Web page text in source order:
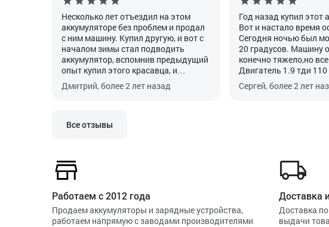
Несколько лет отъездил на этом
аккумуляторе без проблем и продал
с ним машину. Купил другую, и вот с
началом зимы стал подводить
аккумулятор, вспомнив предыдущий
опыт купил этого красавца, и
машину будто подменили, стала
заводиться с пол-оборота.
Дмитрий, более 2 лет назад
Год назад купил этот
Вот и настало время
Сегодня ночью был
20 градусов. Машину
конечно тяжело,но
Двигатель 1.9 тди
его можно лишь через
Сергей, более 2 лет
Все отзывы
Работаем с 2012 года
Продаем аккумуляторы и зарядные устройства,
работаем напрямую с заводами производителями
Доставка
Доставка
выдачи